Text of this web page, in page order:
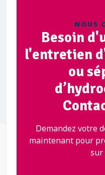
NOUS
Besoin
l'entretien
ou
Demandez votre
maintenant pour
sur